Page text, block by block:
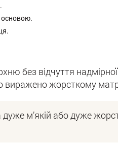
основою.
без відчуття
виражено жорсткому
м’якій або дуже